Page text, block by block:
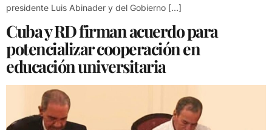
presidente Luis Abinader y del Gobierno […]
Cuba y RD firman acuerdo para
potencializar cooperación en
educación universitaria